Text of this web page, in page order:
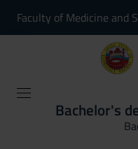
Faculty of Medicine and
Bachelor's